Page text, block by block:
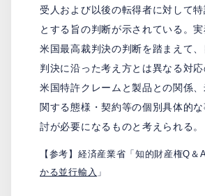
受人および以後の転得者に対して特
とする旨の判断が示されている。
米国最高裁判決の判断を踏まえて
判決に沿った考え方とは異なる対応
米国特許クレームと製品との関係
関する態様・契約等の個別具体的
討が必要になるものと考えられる。
【参考】経済産業省「知的財産権Q
かる並行輸入 」